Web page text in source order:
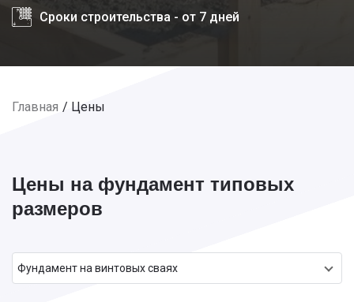
Сроки строительства - от 7 дней
Главная Цены
Цены на фундамент типовых
размеров
Фундамент на винтовых сваях